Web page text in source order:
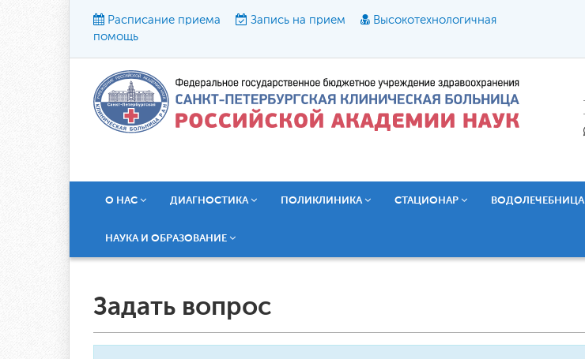
Расписание приема Запись на прием
Высокотехнологичная
помощь
Размер шрифта: A A A
Текст: Кириллица
О НАС ДИАГНОСТИКА ПОЛИКЛИНИКА СТАЦИОНАР ВОДОЛЕЧЕБНИЦА
НАУКА И ОБРАЗОВАНИЕ
Задать вопрос